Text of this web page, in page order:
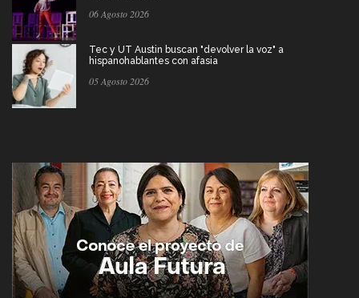
06 Agosto 2026
Tec y UT Austin buscan "devolver la voz" a
hispanohablantes con afasia
05 Agosto 2026